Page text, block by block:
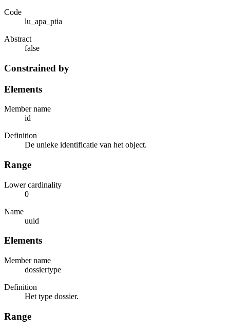
Code
lu_apa_ptia
Abstract
false
Constrained by
Elements
Member name
id
Definition
De unieke identificatie van het object.
Range
Lower cardinality
0
Name
uuid
Elements
Member name
dossiertype
Definition
Het type dossier.
Range